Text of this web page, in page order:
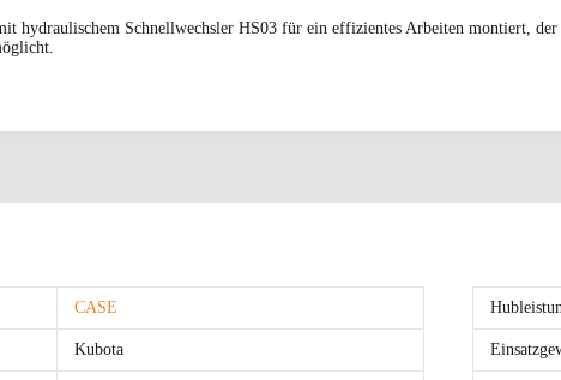
hydraulischem Schnellwechsler HS03 für ein effizientes Arbeiten montiert,
CASE
Kubota